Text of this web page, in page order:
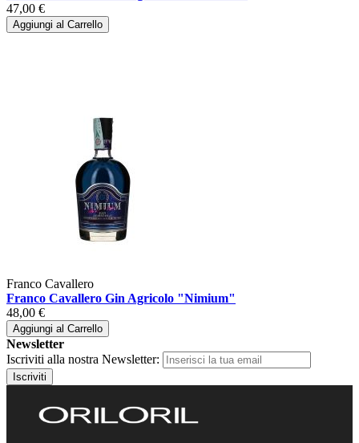
47,00 €
Aggiungi al Carrello
Franco Cavallero
Franco Cavallero Gin Agricolo "Nimium"
48,00 €
Aggiungi al Carrello
Newsletter
Iscriviti alla nostra Newsletter:
Iscriviti